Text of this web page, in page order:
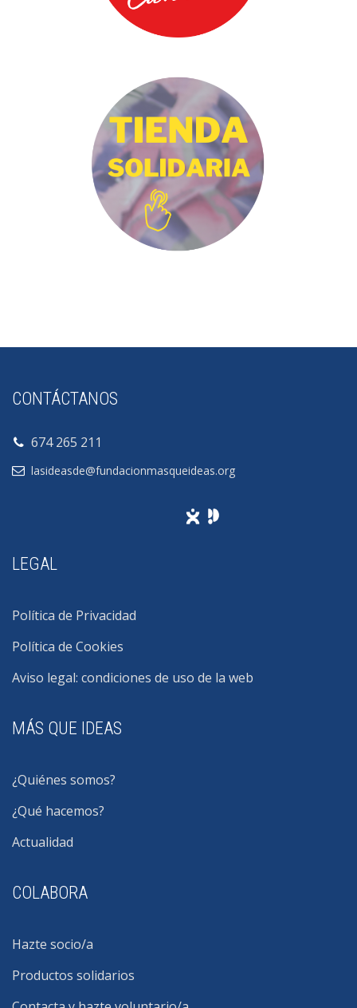
CONTÁCTANOS
674 265 211
lasideasde@fundacionmasqueideas.org
LEGAL
Política de Privacidad
Política de Cookies
Aviso legal: condiciones de uso de la web
MÁS QUE IDEAS
¿Quiénes somos?
¿Qué hacemos?
Actualidad
COLABORA
Hazte socio/a
Productos solidarios